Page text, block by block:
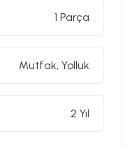
1 Parça
Mutfak, Yolluk
2 Yıl